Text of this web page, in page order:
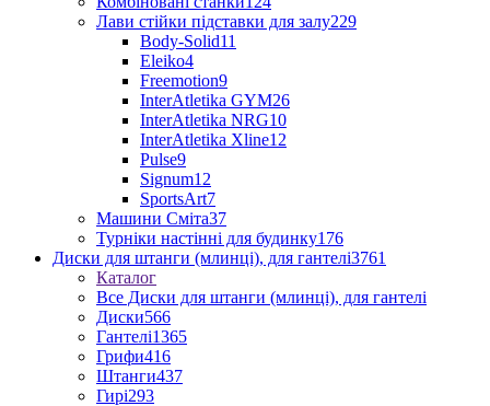
Лави стійки підставки для залу229
Body-Solid11
Eleiko4
Freemotion9
InterAtletika GYM26
InterAtletika NRG10
InterAtletika Xline12
Pulse9
Signum12
SportsArt7
Машини Сміта37
Турніки настінні для будинку176
Диски для штанги (млинці), для гантелі3761
Каталог
Все Диски для штанги (млинці), для гантелі
Диски566
Гантелі1365
Грифи416
Штанги437
Гирі293